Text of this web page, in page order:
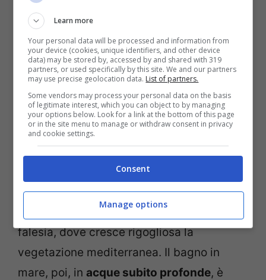
piccole imbarcazioni a motore, da
ormeggiare al largo, o con la canoa.
Accanto alla spiaggia principale, separata
dagli scogli delle Due Sorella, si apre la
piccolaCala Davanzali, più appartata
(anche perché il traghetto qui non arriva).
luogo ideale per rinfrescarsi. Il sole qui
picchia forte ma potete trovare fresca
ombra naturale a ridosso della bianca
falesia, dove cresce rigogliosa la
vegetazione mediterranea. Il bagno in
mare, poi, in acque subito profonde, è
Learn more
Your personal data will be processed and information from
your device (cookies, unique identifiers, and other device
data) may be stored by, accessed by and shared with 319
partners, or used specifically by this site. We and our partners
may use precise geolocation data. List of partners.
Some vendors may process your personal data on the basis
of legitimate interest, which you can object to by managing
your options below. Look for a link at the bottom of this page
or in the site menu to manage or withdraw consent in privacy
and cookie settings.
Consent
Manage options